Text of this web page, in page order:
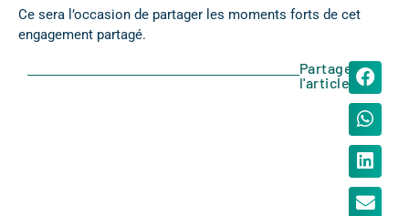
Ce sera l’occasion de partager les moments forts de cet
engagement partagé.
Partager
l'article